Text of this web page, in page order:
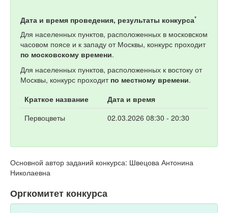
Дата и время проведения, результаты конкурса*
Для населенных пунктов, расположенных в московском
часовом поясе и к западу от Москвы, конкурс проходит
по московскому времени.
Для населенных пунктов, расположенных к востоку от
Москвы, конкурс проходит по местному времени.
Краткое название
Дата и время
Первоцветы
02.03.2026 08:30 - 20:30
Основной автор заданий конкурса: Швецова Антонина
Николаевна
Оргкомитет конкурса